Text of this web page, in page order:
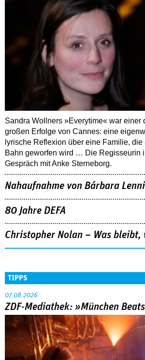
Sandra Wollners »Everytime« war einer
großen Erfolge von Cannes: eine
lyrische Reflexion über eine ­Familie, die
Bahn geworfen wird … Die Regisseurin
Gespräch mit Anke Sterneborg.
Nahaufnahme von Bárbara
80 Jahre DEFA
Christopher Nolan – Was bleibt,
TIPPS
07.08.2026
ZDF-Mediathek: »München